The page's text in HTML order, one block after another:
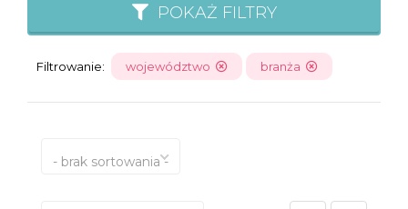
POKAŻ FILTRY
Filtrowanie: województwo branża
- brak sortowania -